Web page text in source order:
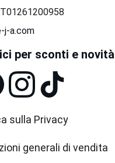
j-a.com
per sconti e novità
sulla Privacy
generali di vendita